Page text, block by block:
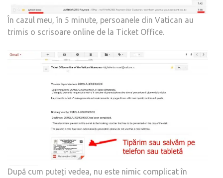
În cazul meu, în 5 minute, persoanele din Vatican au
trimis o scrisoare online de la Ticket Office.
După cum puteți vedea, nu este nimic complicat în